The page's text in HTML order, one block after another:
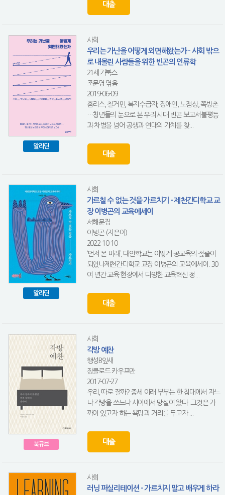
대출
알라딘
사회
우리는 가난을 어떻게 외면해왔는가 - 사회 밖으
로 내몰린 사람들을 위한 빈곤의 인류학
21세기북스
조문영 엮음
2019-06-09
홈리스, 철거민, 복지수급자, 장애인, 노점상, 쪽방촌
…청년들의 눈으로 본 우리 시대 빈곤 보고서불평등
과 차별을 넘어 공생과 연대의 가치를 찾...
대출
알라딘
사회
가르칠 수 없는 것을 가르치기 - 제천간디학교 교
장 이병곤의 교육에세이
서해문집
이병곤 (지은이)
2022-10-10
‘먼저 온 미래’, 대안학교는 어떻게 공교육의 젖줄이
되었나제천간디학교 교장 이병곤의 교육에세이. 30
여 년간 교육 현장에서 다양한 교육혁신 정...
대출
북큐브
사회
각방 예찬
행성B잎새
장클로드 카우프만
2017-07-27
우리, 따로 잘까? 중세 이래 부부는 한 침대에서 자느
냐 각방을 쓰느냐 사이에서 망설여 왔다. 그것은 가
까이 있고자 하는 욕망과 거리를 두고자 ...
대출
사회
러닝 퍼실리테이션 - 가르치지 말고 배우게 하라